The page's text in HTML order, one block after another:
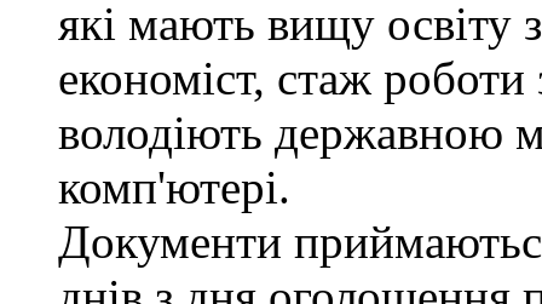
які мають вищу освіту
економіст, стаж
володіють державною
комп'ютері.
Документи